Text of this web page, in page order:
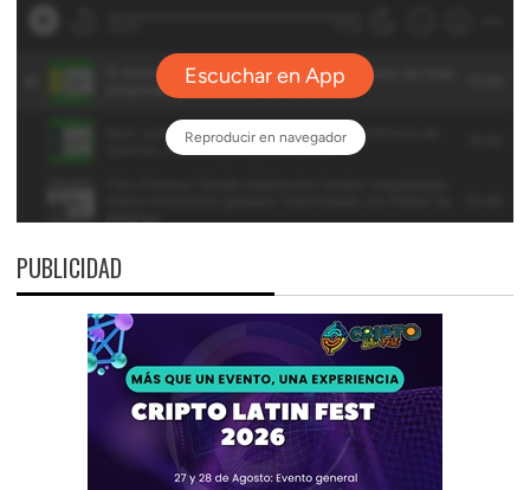
PUBLICIDAD